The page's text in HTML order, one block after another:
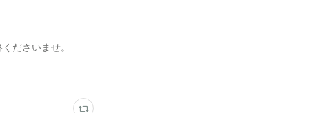
ださいませ。